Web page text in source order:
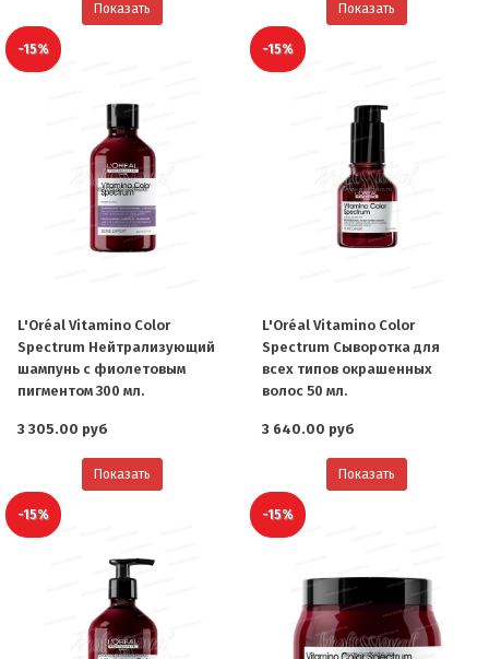
Показать Показать
-15%
L'Oréal Vitamino Color
Spectrum Нейтрализующий
шампунь с фиолетовым
пигментом 300 мл.
3 305.00 руб
Показать
-15%
L'Oréal Vitamino Color
Spectrum Сыворотка для
всех типов окрашенных
волос 50 мл.
3 640.00 руб
Показать
-15% -15%